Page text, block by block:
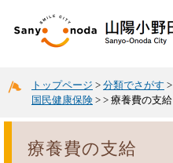
トップページ > 分類でさがす >
国民健康保険 > > 療養費の支給
療養費の支給